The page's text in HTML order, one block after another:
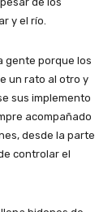
y el río.
gente porque los
un rato al otro y
sus implemento
acompañado
desde la parte
controlar el